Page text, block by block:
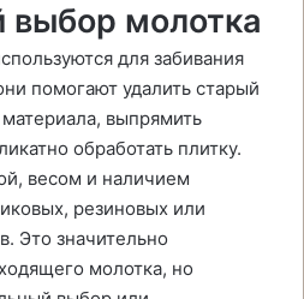
выбор молотка
для забивания
помогают удалить старый
выпрямить
обработать плитку.
весом и наличием
резиновых или
Это значительно
молотка, но